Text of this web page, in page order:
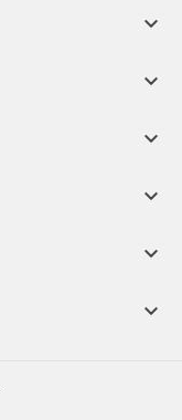





